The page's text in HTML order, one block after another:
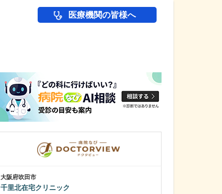
医療機関の皆様へ
大阪府吹田市
千里北在宅クリニック